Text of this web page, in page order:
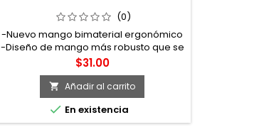
0 X 2-1/2" SURTEK
(0)
-Nuevo mango bimaterial ergonómico
-Diseño de mango más robusto que se
adapta mejor a la mano y que permite
incrementar considerablemente el
torque -Mango de dos componentes:
amarillo de alto impacto y negro
antiderrapante -Barra fabricada de
acero aleado con doble tratamiento
Precio
$31.00
 Añadir al carrito
 En existencia